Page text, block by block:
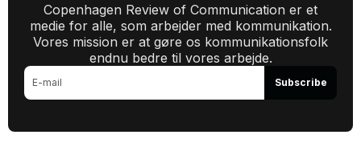
Copenhagen Review of Communication er et
medie for alle, som arbejder med kommunikation.
Vores mission er at gøre os kommunikationsfolk
endnu bedre til vores arbejde.
Subscribe